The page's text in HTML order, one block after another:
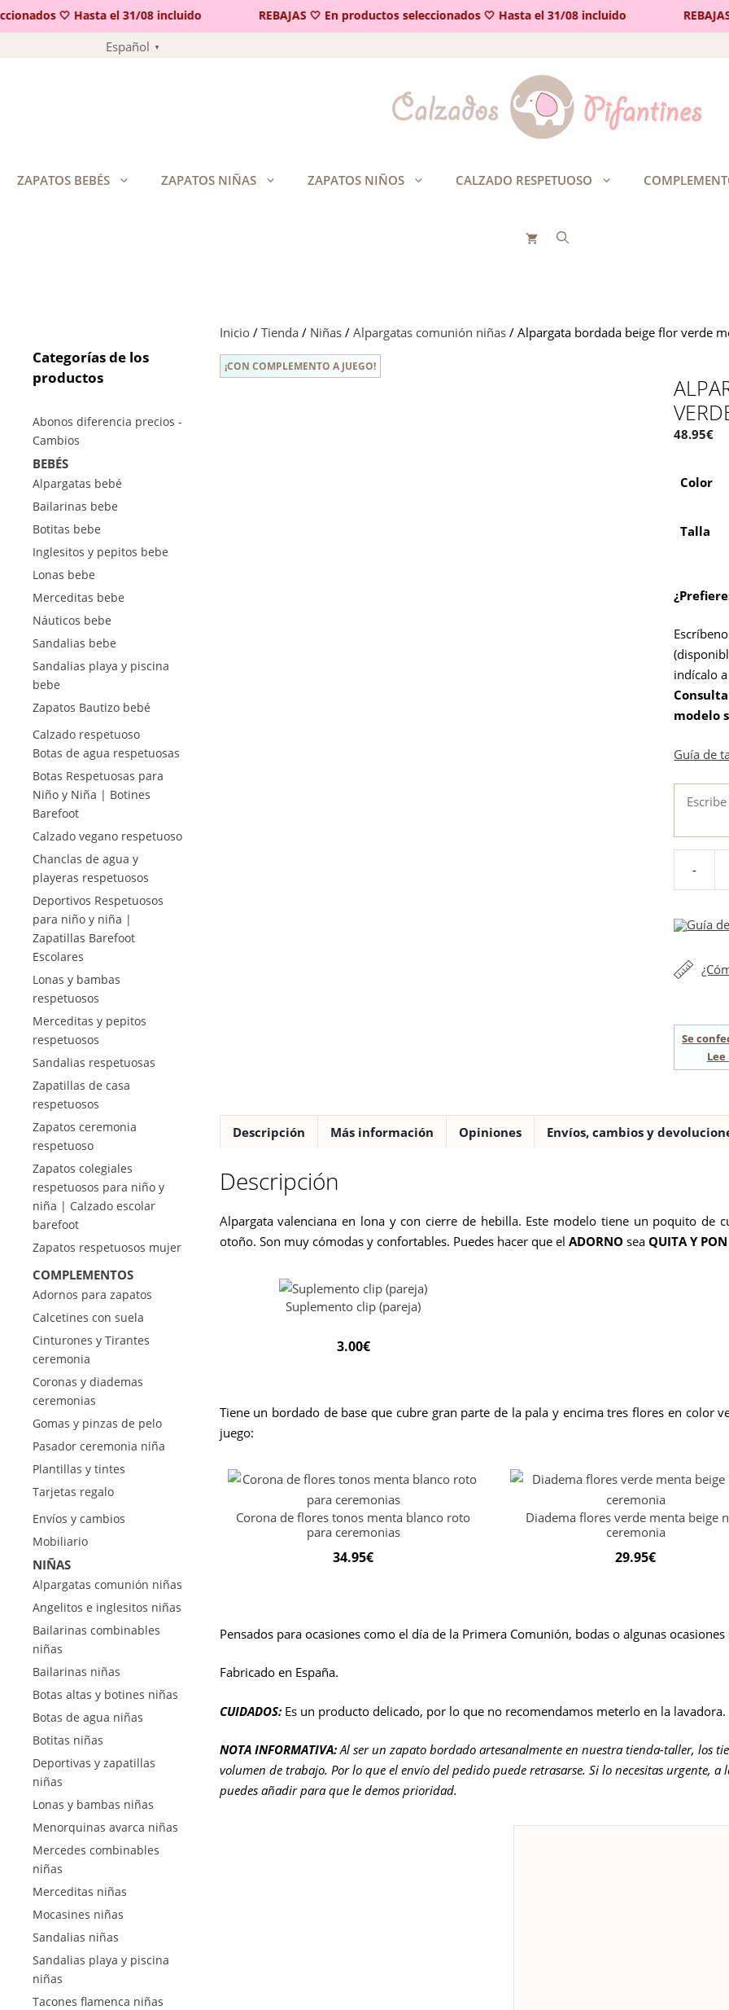
🤍 Hasta el 31/08 incluido REBAJAS 🤍 En productos seleccionados 🤍 Hasta el 31/08 incluido
Español ▼
ZAPATOS BEBÉS ZAPATOS NIÑAS ZAPATOS NIÑOS CALZADO RESPETUOSO
Inicio/ Tienda/ Niñas/ Alpargatas comunión niñas/ Alpargata bordada beige flor verde
¡CON COMPLEMENTO A JUEGO!
48.95€
Color
Talla
indícalo
modelo
Guía de
-
beige
verde
menta
Guía
Se
Descripción Más información Opiniones Envíos, cambios y
Descripción
Alpargata valenciana en lona y con cierre de hebilla. Este modelo tiene un poquito de
otoño. Son muy cómodas y confortables. Puedes hacer que el ADORNO seaQUITA Y
Suplemento clip (pareja)
3.00€
Tiene un bordado de base que cubre gran parte de la pala y encima tres flores en color
juego:
Corona de flores tonos menta blanco roto
para ceremonias
34.95€
Diadema flores verde menta beige
ceremonia
29.95€
Pensados para ocasiones como el día de la Primera Comunión, bodas o algunas
Fabricado en España.
CUIDADOS: Es un producto delicado, por lo que no recomendamos meterlo en la
NOTA INFORMATIVA:Al ser un zapato bordado artesanalmente en nuestra tienda-taller, los
volumen de trabajo. Por lo que el envío del pedido puede retrasarse. Si lo necesitas urgente,
puedes añadir para que le demos prioridad.
Categorías de los
productos
Abonos diferencia precios -
Cambios
BEBÉS
Alpargatas bebé
Bailarinas bebe
Botitas bebe
Inglesitos y pepitos bebe
Lonas bebe
Merceditas bebe
Náuticos bebe
Sandalias bebe
Sandalias playa y piscina
bebe
Zapatos Bautizo bebé
Calzado respetuoso
Botas de agua respetuosas
Botas Respetuosas para
Niño y Niña | Botines
Barefoot
Calzado vegano respetuoso
Chanclas de agua y
playeras respetuosos
Deportivos Respetuosos
para niño y niña |
Zapatillas Barefoot
Escolares
Lonas y bambas
respetuosos
Merceditas y pepitos
respetuosos
Sandalias respetuosas
Zapatillas de casa
respetuosos
Zapatos ceremonia
respetuoso
Zapatos colegiales
respetuosos para niño y
niña | Calzado escolar
barefoot
Zapatos respetuosos mujer
COMPLEMENTOS
Adornos para zapatos
Calcetines con suela
Cinturones y Tirantes
ceremonia
Coronas y diademas
ceremonias
Gomas y pinzas de pelo
Pasador ceremonia niña
Plantillas y tintes
Tarjetas regalo
Envíos y cambios
Mobiliario
NIÑAS
Alpargatas comunión niñas
Angelitos e inglesitos niñas
Bailarinas combinables
niñas
Bailarinas niñas
Botas altas y botines niñas
Botas de agua niñas
Botitas niñas
Deportivas y zapatillas
niñas
Lonas y bambas niñas
Menorquinas avarca niñas
Mercedes combinables
niñas
Merceditas niñas
Mocasines niñas
Sandalias niñas
Sandalias playa y piscina
niñas
Tacones flamenca niñas